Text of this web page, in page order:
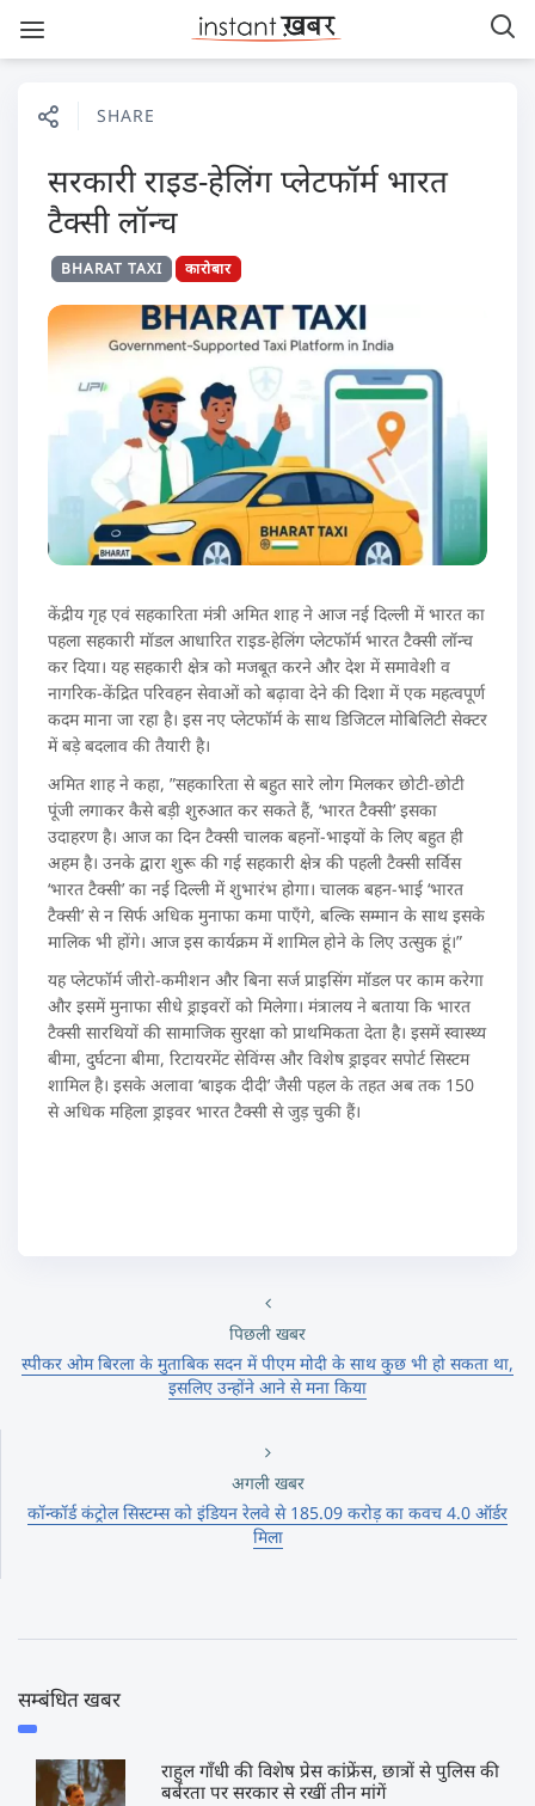
SHARE
सरकारी राइड-हेलिंग प्लेटफॉर्म भारत
टैक्सी लॉन्च
BHARAT TAXI कारोबार
केंद्रीय गृह एवं सहकारिता मंत्री अमित शाह ने आज नई दिल्ली में भारत का
पहला सहकारी मॉडल आधारित राइड-हेलिंग प्लेटफॉर्म भारत टैक्सी लॉन्च
कर दिया। यह सहकारी क्षेत्र को मजबूत करने और देश में समावेशी व
नागरिक-केंद्रित परिवहन सेवाओं को बढ़ावा देने की दिशा में एक महत्वपूर्ण
कदम माना जा रहा है। इस नए प्लेटफॉर्म के साथ डिजिटल मोबिलिटी सेक्टर
में बड़े बदलाव की तैयारी है।
अमित शाह ने कहा, ”सहकारिता से बहुत सारे लोग मिलकर छोटी-छोटी
पूंजी लगाकर कैसे बड़ी शुरुआत कर सकते हैं, ‘भारत टैक्सी’ इसका
उदाहरण है। आज का दिन टैक्सी चालक बहनों-भाइयों के लिए बहुत ही
अहम है। उनके द्वारा शुरू की गई सहकारी क्षेत्र की पहली टैक्सी सर्विस
‘भारत टैक्सी’ का नई दिल्ली में शुभारंभ होगा। चालक बहन-भाई ‘भारत
टैक्सी’ से न सिर्फ अधिक मुनाफा कमा पाएँगे, बल्कि सम्मान के साथ इसके
मालिक भी होंगे। आज इस कार्यक्रम में शामिल होने के लिए उत्सुक हूं।”
यह प्लेटफॉर्म जीरो-कमीशन और बिना सर्ज प्राइसिंग मॉडल पर काम करेगा
और इसमें मुनाफा सीधे ड्राइवरों को मिलेगा। मंत्रालय ने बताया कि भारत
टैक्सी सारथियों की सामाजिक सुरक्षा को प्राथमिकता देता है। इसमें स्वास्थ्य
बीमा, दुर्घटना बीमा, रिटायरमेंट सेविंग्स और विशेष ड्राइवर सपोर्ट सिस्टम
शामिल है। इसके अलावा ‘बाइक दीदी’ जैसी पहल के तहत अब तक 150
से अधिक महिला ड्राइवर भारत टैक्सी से जुड़ चुकी हैं।
पिछली खबर
स्पीकर ओम बिरला के मुताबिक सदन में पीएम मोदी के साथ कुछ भी हो सकता था,
इसलिए उन्होंने आने से मना किया
अगली खबर
कॉन्कॉर्ड कंट्रोल सिस्टम्स को इंडियन रेलवे से 185.09 करोड़ का कवच 4.0 ऑर्डर
मिला
सम्बंधित खबर
राहुल गाँधी की विशेष प्रेस कांफ्रेंस, छात्रों से पुलिस की
बर्बरता पर सरकार से रखीं तीन मांगें